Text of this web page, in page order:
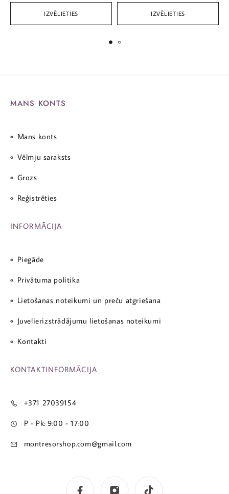
IZVĒLIETIES IZVĒLIETIES
MANS KONTS
Mans konts
Vēlmju saraksts
Grozs
Reģistrēties
INFORMĀCIJA
Piegāde
Privātuma politika
Lietošanas noteikumi un preču atgriešana
Juvelierizstrādājumu lietošanas noteikumi
Kontakti
KONTAKTINFORMĀCIJA
+371 27039154
P - Pk: 9:00 - 17:00
montresorshop.com@gmail.com